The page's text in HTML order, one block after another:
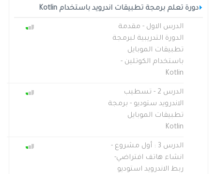
دورة تعلم برمجة تطبيقات اندرويد باستخدام Kotlin
الدرس الاول - مقدمة
الدورة التدريبية لبرمجة
تطبيقات الموبايل
باستخدام الكوتلين -
Kotlin
الدرس 2 - تسطيب
الاندرويد ستوديو - برمجة
تطبيقات الموبايل
Kotlin
الدرس 3 : أول مشروع -
انشاء هاتف افتراضي-
ربط الاندرويد استوديو